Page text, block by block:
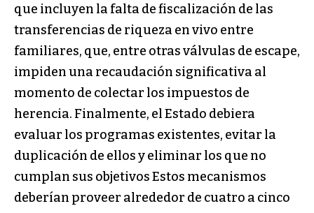
que incluyen la falta de fiscalización de las
transferencias de riqueza en vivo entre
familiares, que, entre otras válvulas de escape,
impiden una recaudación significativa al
momento de colectar los impuestos de
herencia. Finalmente, el Estado debiera
evaluar los programas existentes, evitar la
duplicación de ellos y eliminar los que no
cumplan sus objetivos Estos mecanismos
deberían proveer alrededor de cuatro a cinco